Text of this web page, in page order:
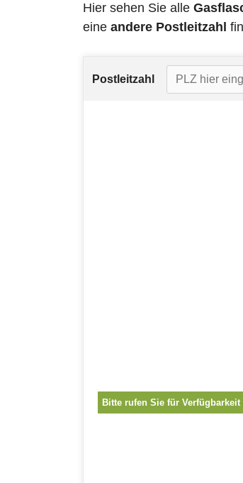
Hier sehen Sie alle
eine andere Postleitzahl
Postleitzahl
Bitte rufen Sie für